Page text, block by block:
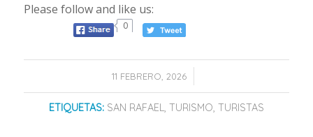
Please follow and like us:
0
11 FEBRERO, 2026
/
ETIQUETAS: SAN RAFAEL, TURISMO, TURISTAS